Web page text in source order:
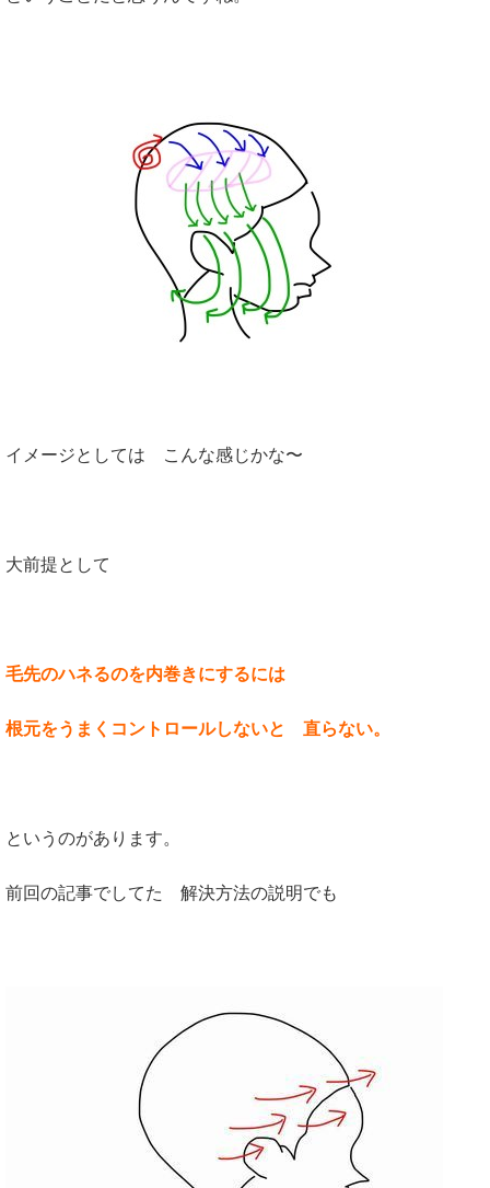
イメージとしては こんな感じかな〜
大前提として
毛先のハネるのを内巻きにするには
根元をうまくコントロールしないと 直らない。
というのがあります。
前回の記事でしてた 解決方法の説明でも